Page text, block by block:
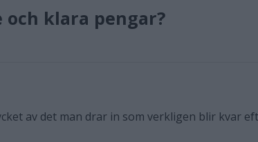
klara pengar?
av det man drar in som verkligen blir kvar